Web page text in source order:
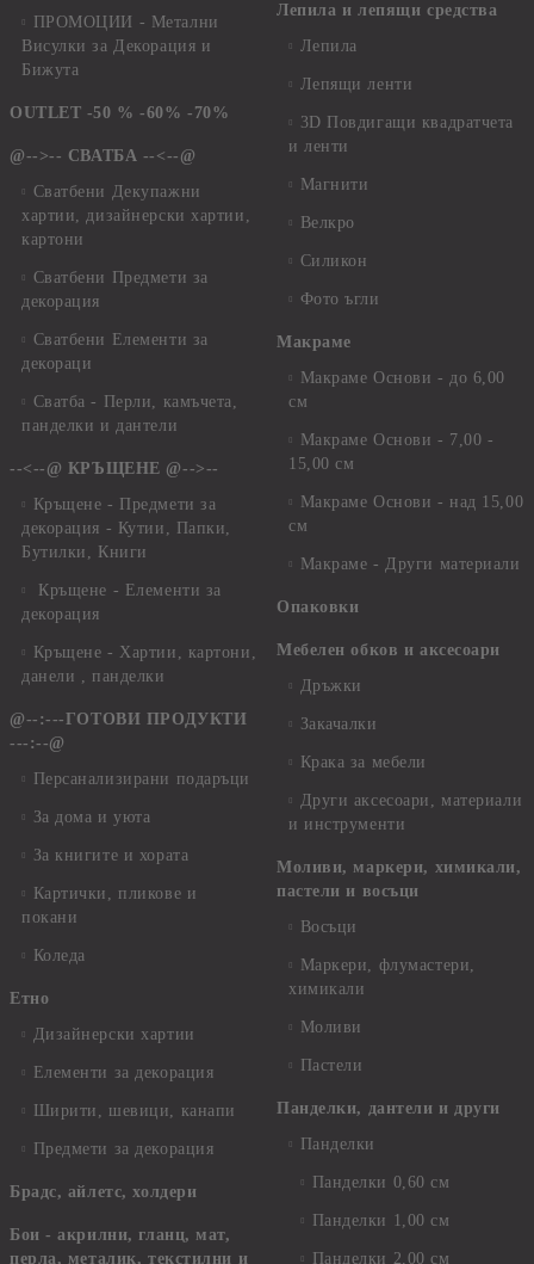
ПРОМОЦИИ - Метални
Висулки за Декорация и
Бижута
OUTLET -50 % -60% -70%
@-->-- СВАТБА --<--@
Сватбени Декупажни
хартии, дизайнерски хартии,
картони
Сватбени Предмети за
декорация
Сватбени Елементи за
декораци
Сватба - Перли, камъчета,
панделки и дантели
--<--@ КРЪЩЕНЕ @-->--
Кръщене - Предмети за
декорация - Кутии, Папки,
Бутилки, Книги
Кръщене - Елементи за
декорация
Кръщене - Хартии, картони,
данели , панделки
@--:---ГОТОВИ ПРОДУКТИ
---:--@
Персанализирани подаръци
За дома и уюта
За книгите и хората
Картички, пликове и
покани
Коледа
Етно
Дизайнерски хартии
Елементи за декорация
Ширити, шевици, канапи
Предмети за декорация
Брадс, айлетс, холдери
Бои - акрилни, гланц, мат,
перла, металик, текстилни и
Лепила и лепящи средства
Лепила
Лепящи ленти
3D Повдигащи квадратчета
и ленти
Магнити
Велкро
Силикон
Фото ъгли
Макраме
Макраме Основи - до 6,00
см
Макраме Основи - 7,00 -
15,00 см
Макраме Основи - над 15,00
см
Макраме - Други материали
Опаковки
Мебелен обков и аксесоари
Дръжки
Закачалки
Крака за мебели
Други аксесоари, материали
и инструменти
Моливи, маркери, химикали,
пастели и восъци
Восъци
Маркери, флумастери,
химикали
Моливи
Пастели
Панделки, дантели и други
Панделки
Панделки 0,60 см
Панделки 1,00 см
Панделки 2,00 см